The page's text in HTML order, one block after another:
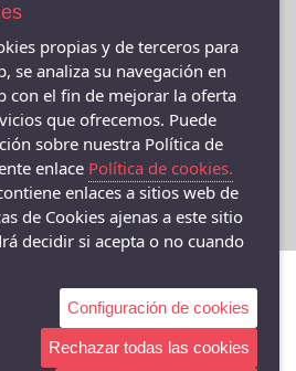
VALENCIA, 391, Barcelona - 08013
propias y de terceros para
se analiza su navegación en
con el fin de mejorar la oferta
que ofrecemos. Puede
sobre nuestra Política de
enlace Política de cookies.
enlaces a sitios web de
de Cookies ajenas a este sitio
decidir si acepta o no cuando
Configuración de cookies
Rechazar todas las cookies